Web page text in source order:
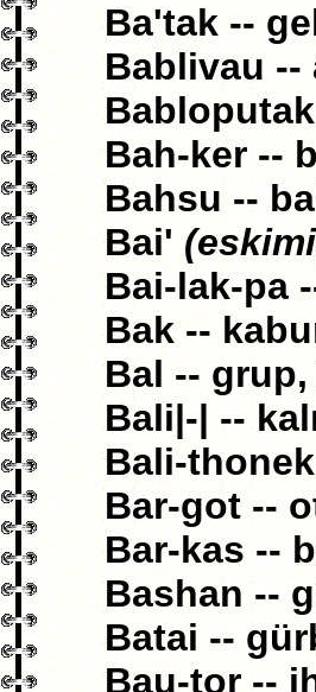
Ba'tak --
Bablivau --
Bah-ker --
Bahsu --
Bai'
Bai-lak-pa
Bak --
Bal --
Bali|-| --
Bali-
Bar-got --
Bar-kas --
Bashan --
Batai --
Bau-tor --